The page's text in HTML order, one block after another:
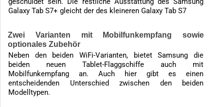
Galaxy Tab S7+ gleicht der des kleineren Galaxy Tab S7
Zwei Varianten mit Mobilfunkempfang sowie
optionales Zubehör
Neben den beiden WiFi-Varianten, bietet Samsung die
beiden neuen Tablet-Flaggschiffe auch mit
Mobilfunkempfang an. Auch hier gibt es einen
entscheidenden Unterschied zwischen den beiden
Modelltypen.